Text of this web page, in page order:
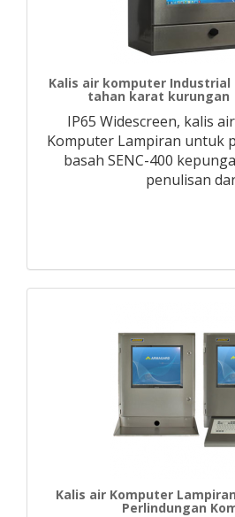
Kalis air komputer
tahan karat kurungan
IP65 Widescreen, kalis
Komputer Lampiran untuk
basah SENC-400
penulisan
Kalis air Komputer
Perlindungan